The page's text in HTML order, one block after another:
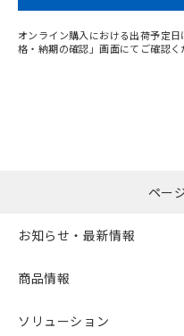
オンライン購入における出荷予定
格・納期の確認」画面にてご確認く
ペー
お知らせ・最新情報
商品情報
ソリューション